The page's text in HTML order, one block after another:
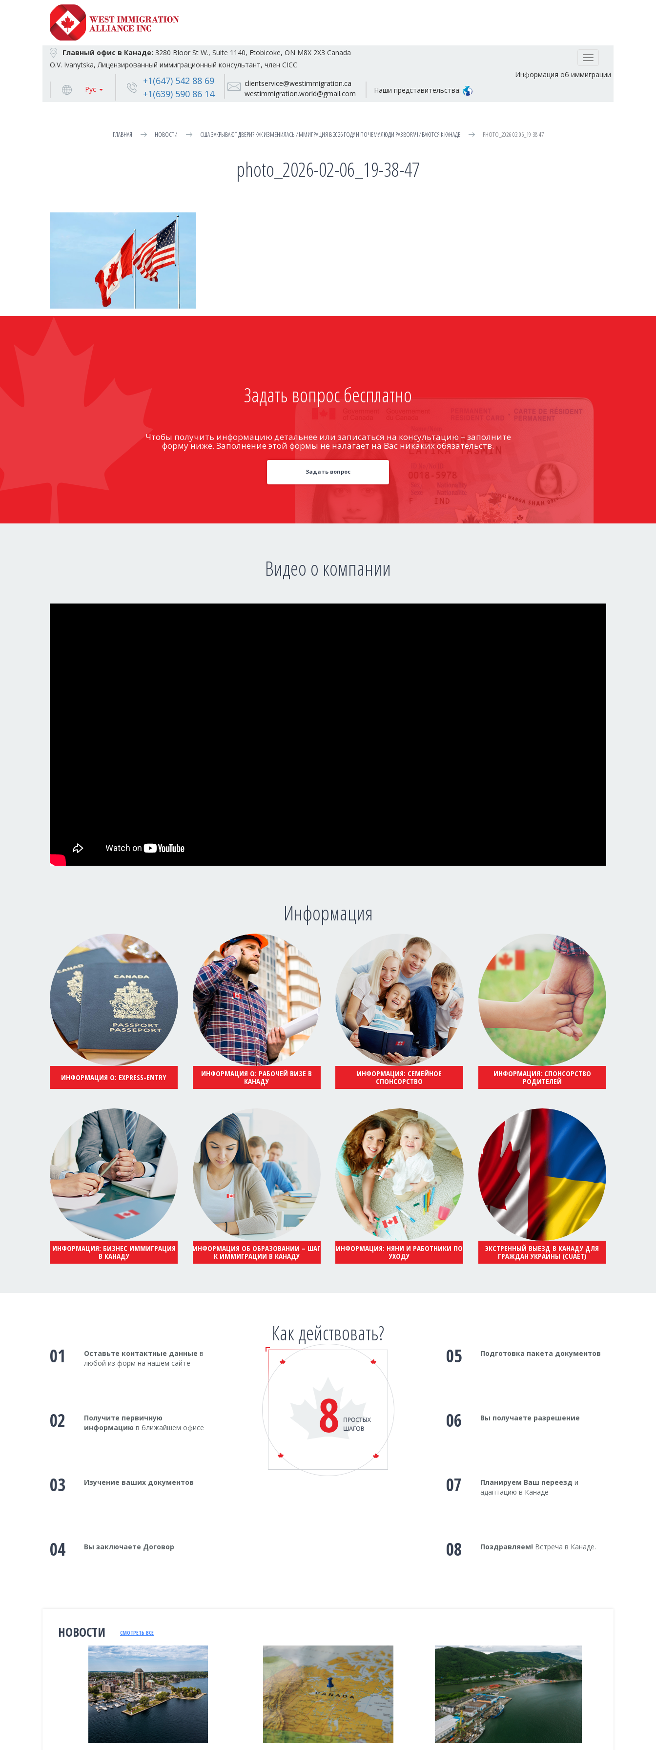
Главный офис в Канаде: 3280 Bloor St W., Suite 1140, Etobicoke, ON M8X 2X3 Canada
O.V. Ivanytska, Лицензированный иммиграционный консультант, член CICC
Toggle
Информация об иммиграции
Рус
+1(647) 542 88 69
+1(639) 590 86 14
clientservice@westimmigration.ca
westimmigration.world@gmail.com
Наши представительства:
ГЛАВНАЯ НОВОСТИ США ЗАКРЫВАЮТ ДВЕРИ? КАК ИЗМЕНИЛАСЬ ИММИГРАЦИЯ В 2026 ГОДУ И ПОЧЕМУ ЛЮДИ РАЗВОРАЧИВАЮТСЯ К КАНАДЕ PHOTO_2026-02-06_19-38-47
photo_2026-02-06_19-38-47
Задать вопрос бесплатно
Чтобы получить информацию детальнее или записаться на консультацию – заполните
форму ниже. Заполнение этой формы не налагает на Вас никаких обязательств.
Задать вопрос
Видео о компании
Информация
ИНФОРМАЦИЯ О: EXPRESS-ENTRY
ИНФОРМАЦИЯ О: РАБОЧЕЙ ВИЗЕ В
КАНАДУ
ИНФОРМАЦИЯ: СЕМЕЙНОЕ
СПОНСОРСТВО
ИНФОРМАЦИЯ: СПОНСОРСТВО
РОДИТЕЛЕЙ
ИНФОРМАЦИЯ: БИЗНЕС ИММИГРАЦИЯ
В КАНАДУ
ИНФОРМАЦИЯ ОБ ОБРАЗОВАНИИ – ШАГ
К ИММИГРАЦИИ В КАНАДУ
ИНФОРМАЦИЯ: НЯНИ И РАБОТНИКИ ПО
УХОДУ
ЭКСТРЕННЫЙ ВЫЕЗД В КАНАДУ ДЛЯ
ГРАЖДАН УКРАИНЫ (CUAET)
Как действовать?
01 Оставьте контактные данные в
любой из форм на нашем сайте
02
Получите первичную
информацию в ближайшем офисе
03 Изучение ваших документов
04 Вы заключаете Договор
05 Подготовка пакета документов
06 Вы получаете разрешение
07 Планируем Ваш переезд и
адаптацию в Канаде
08 Поздравляем! Встреча в Канаде.
НОВОСТИ СМОТРЕТЬ ВСЕ